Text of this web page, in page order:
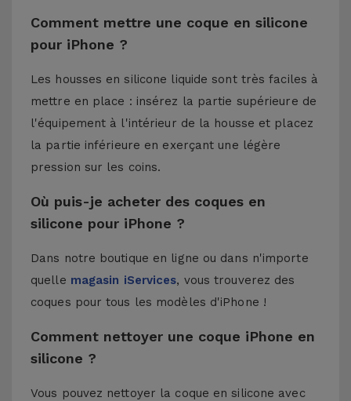
Comment mettre une coque en silicone
pour iPhone ?
Les housses en silicone liquide sont très faciles à
mettre en place : insérez la partie supérieure de
l'équipement à l'intérieur de la housse et placez
la partie inférieure en exerçant une légère
pression sur les coins.
Où puis-je acheter des coques en
silicone pour iPhone ?
Dans notre boutique en ligne ou dans n'importe
quelle magasin iServices, vous trouverez des
coques pour tous les modèles d'iPhone !
Comment nettoyer une coque iPhone en
silicone ?
Vous pouvez nettoyer la coque en silicone avec